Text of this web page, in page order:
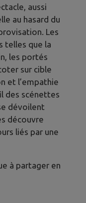
aussi
au hasard du
Les
telles que la
les portés
sur cible
et l’empathie
des scénettes
dévoilent
découvre
liés par une
à partager en